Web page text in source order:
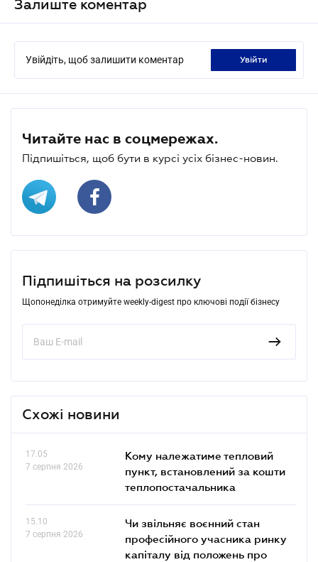
Залиште коментар
Увійдіть, щоб залишити коментар увійти
Читайте нас в соцмережах.
Підпишіться, щоб бути в курсі усіх бізнес-новин.
Підпишіться на розсилку
Щопонеділка отримуйте weekly-digest про ключові події бізнесу
Схожі новини
17.05
7 серпня 2026
Кому належатиме тепловий
пункт, встановлений за кошти
теплопостачальника
15.10
7 серпня 2026
Чи звільняє воєнний стан
професійного учасника ринку
капіталу від положень про